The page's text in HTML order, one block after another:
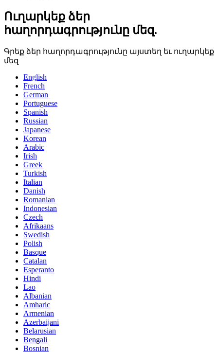
Ուղարկեք ձեր
հաղորդագրությունը մեզ.
Գրեք ձեր հաղորդագրությունը այստեղ եւ ուղարկեք
մեզ
English
French
German
Portuguese
Spanish
Russian
Japanese
Korean
Arabic
Irish
Greek
Turkish
Italian
Danish
Romanian
Indonesian
Czech
Afrikaans
Swedish
Polish
Basque
Catalan
Esperanto
Hindi
Lao
Albanian
Amharic
Armenian
Azerbaijani
Belarusian
Bengali
Bosnian